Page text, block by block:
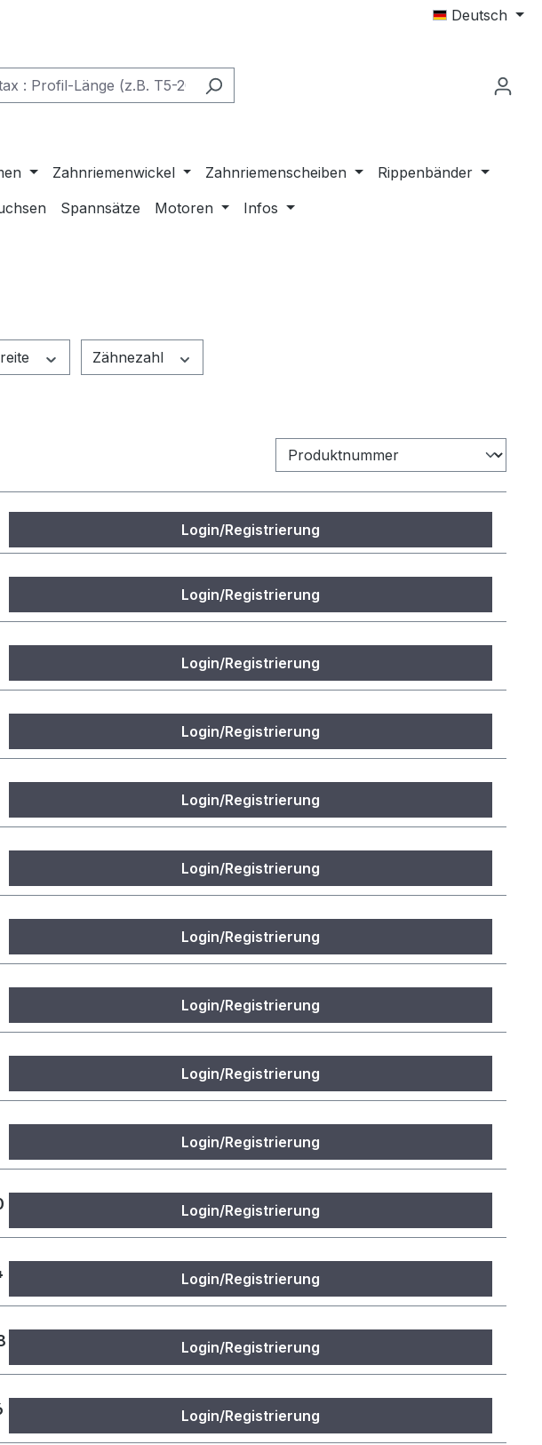
Deutsch
Zahnriemenwickel Zahnriemenscheiben
Rippenbänder
Spannsätze Motoren Infos
Zähnezahl
Login/Registrierung
Login/Registrierung
Login/Registrierung
Login/Registrierung
Login/Registrierung
Login/Registrierung
Login/Registrierung
Login/Registrierung
Login/Registrierung
Login/Registrierung
Login/Registrierung
Login/Registrierung
Login/Registrierung
Login/Registrierung